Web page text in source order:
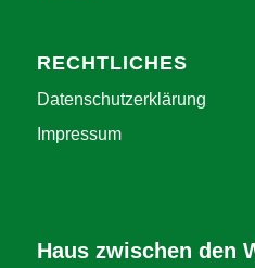
RECHTLICHES
Datenschutzerklärung
Impressum
Haus zwischen den